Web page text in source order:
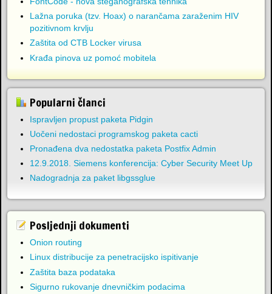
Lažna poruka (tzv. Hoax) o narančama zaraženim HIV
pozitivnom krvlju
Zaštita od CTB Locker virusa
Krađa pinova uz pomoć mobitela
Popularni članci
Ispravljen propust paketa Pidgin
Uočeni nedostaci programskog paketa cacti
Pronađena dva nedostatka paketa Postfix Admin
12.9.2018. Siemens konferencija: Cyber Security Meet Up
Nadogradnja za paket libgssglue
Posljednji dokumenti
Onion routing
Linux distribucije za penetracijsko ispitivanje
Zaštita baza podataka
Sigurno rukovanje dnevničkim podacima